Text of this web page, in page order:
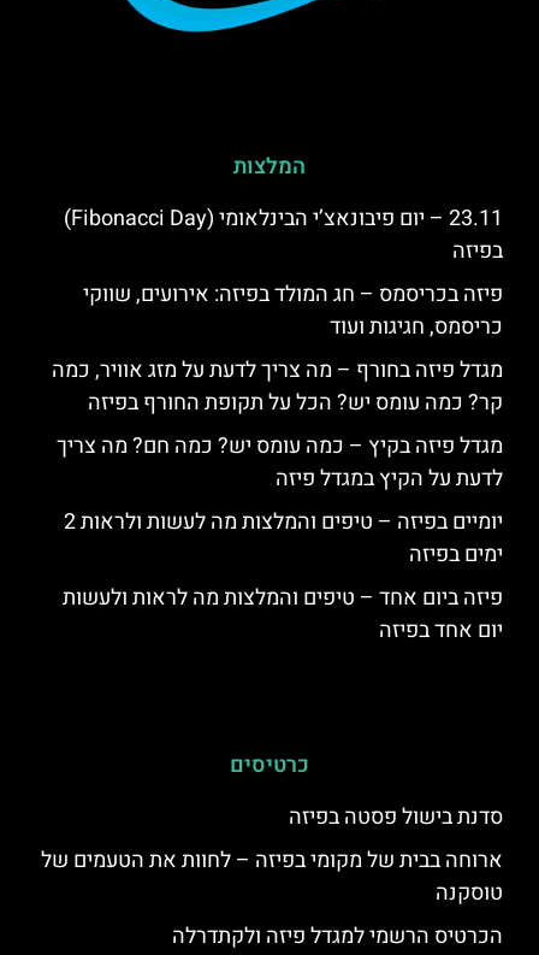
המלצות
23.11 – יום פיבונאצ’י הבינלאומי (Fibonacci Day)
בפיזה
פיזה בכריסמס – חג המולד בפיזה: אירועים, שווקי
כריסמס, חגיגות ועוד
מגדל פיזה בחורף – מה צריך לדעת על מזג אוויר, כמה
קר? כמה עומס יש? הכל על תקופת החורף בפיזה
מגדל פיזה בקיץ – כמה עומס יש? כמה חם? מה צריך
לדעת על הקיץ במגדל פיזה
יומיים בפיזה – טיפים והמלצות מה לעשות ולראות 2
ימים בפיזה
פיזה ביום אחד – טיפים והמלצות מה לראות ולעשות
יום אחד בפיזה
כרטיסים
סדנת בישול פסטה בפיזה
ארוחה בבית של מקומי בפיזה – לחוות את הטעמים של
טוסקנה
הכרטיס הרשמי למגדל פיזה ולקתדרלה